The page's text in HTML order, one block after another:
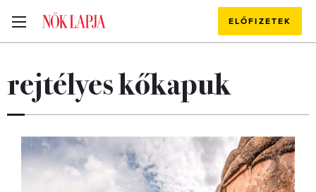
ELŐFIZETEK
rejtélyes kőkapuk